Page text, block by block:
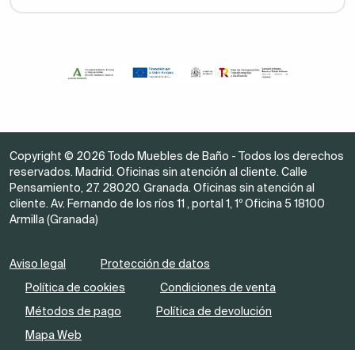
Copyright © 2026 Todo Muebles de Baño - Todos los derechos
reservados. Madrid. Oficinas sin atención al cliente. Calle
Pensamiento, 27. 28020. Granada. Oficinas sin atención al
cliente. Av. Fernando de los ríos 11 , portal 1, 1º Oficina 5 18100
Armilla (Granada)
Aviso legal
Protección de datos
Política de cookies
Condiciones de venta
Métodos de pago
Política de devolución
Mapa Web